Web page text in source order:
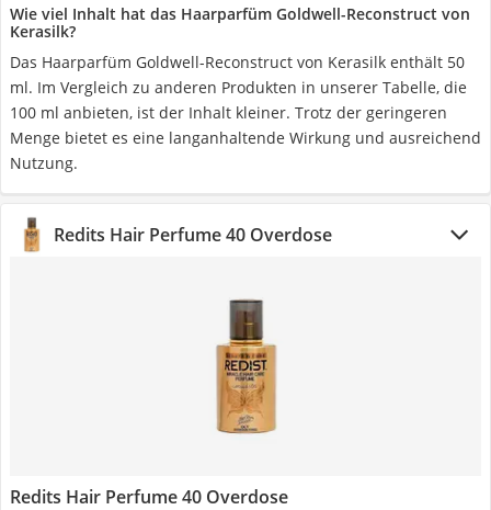
Wie viel Inhalt hat das Haarparfüm Goldwell-Reconstruct von
Kerasilk?
Das Haarparfüm Goldwell-Reconstruct von Kerasilk enthält 50
ml. Im Vergleich zu anderen Produkten in unserer Tabelle, die
100 ml anbieten, ist der Inhalt kleiner. Trotz der geringeren
Menge bietet es eine langanhaltende Wirkung und ausreichend
Nutzung.
Redits Hair Perfume 40 Overdose
Redits Hair Perfume 40 Overdose